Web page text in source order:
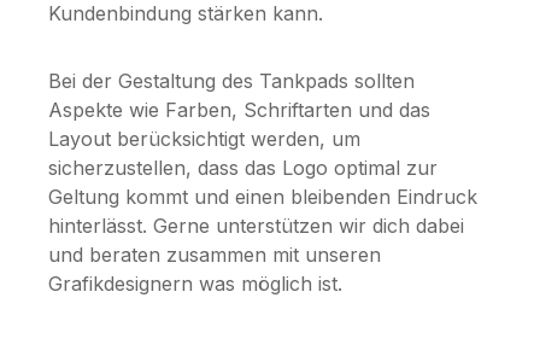
Kundenbindung stärken kann.
Bei der Gestaltung des Tankpads sollten
Aspekte wie Farben, Schriftarten und das
Layout berücksichtigt werden, um
sicherzustellen, dass das Logo optimal zur
Geltung kommt und einen bleibenden Eindruck
hinterlässt. Gerne unterstützen wir dich dabei
und beraten zusammen mit unseren
Grafikdesignern was möglich ist.